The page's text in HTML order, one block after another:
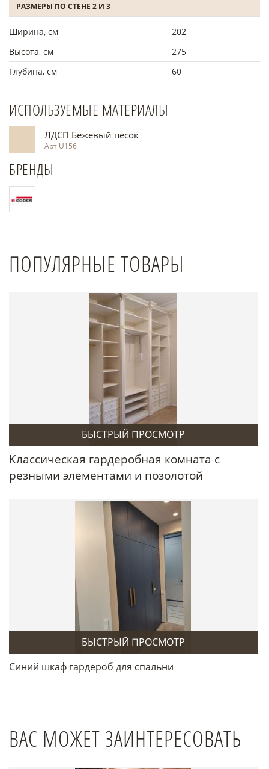
РАЗМЕРЫ ПО СТЕНЕ 2 И 3
Ширина, см
202
Высота, см
275
Глубина, см
60
ИСПОЛЬЗУЕМЫЕ МАТЕРИАЛЫ
ЛДСП Бежевый песок
Арт U156
БРЕНДЫ
ПОПУЛЯРНЫЕ ТОВАРЫ
БЫСТРЫЙ ПРОСМОТР
Классическая гардеробная комната с
резными элементами и позолотой
БЫСТРЫЙ ПРОСМОТР
Синий шкаф гардероб для спальни
ВАС МОЖЕТ ЗАИНТЕРЕСОВАТЬ